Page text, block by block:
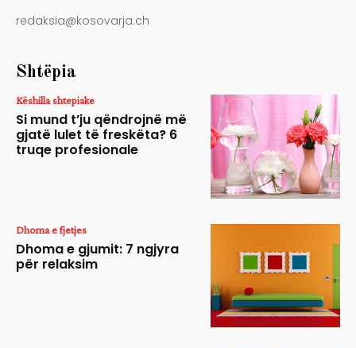
redaksia@kosovarja.ch
Shtëpia
Këshilla shtepiake
Si mund t’ju qëndrojnë më
gjatë lulet të freskëta? 6
truqe profesionale
Dhoma e fjetjes
Dhoma e gjumit: 7 ngjyra
për relaksim